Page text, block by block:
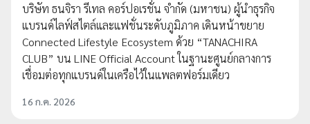
บริษัท ธนจิรา รีเทล คอร์ปอเรชั่น จำกัด (มหาชน) ผู้นำธุรกิจ
แบรนด์ไลฟ์สไตล์และแฟชั่นระดับภูมิภาค เดินหน้าขยาย
Connected Lifestyle Ecosystem ด้วย “TANACHIRA
CLUB” บน LINE Official Account ในฐานะศูนย์กลางการ
เชื่อมต่อทุกแบรนด์ในเครือไว้ในแพลตฟอร์มเดียว
16 ก.ค. 2026